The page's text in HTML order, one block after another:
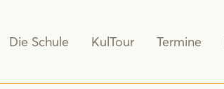
Die Schule KulTour Termine